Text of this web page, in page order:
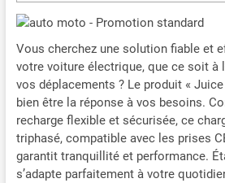
Vous cherchez une solution fiable et
votre voiture électrique, que ce soit à
vos déplacements ? Le produit «
bien être la réponse à vos besoins.
recharge flexible et sécurisée, ce
triphasé, compatible avec les prises
garantit tranquillité et performance.
s’adapte parfaitement à votre